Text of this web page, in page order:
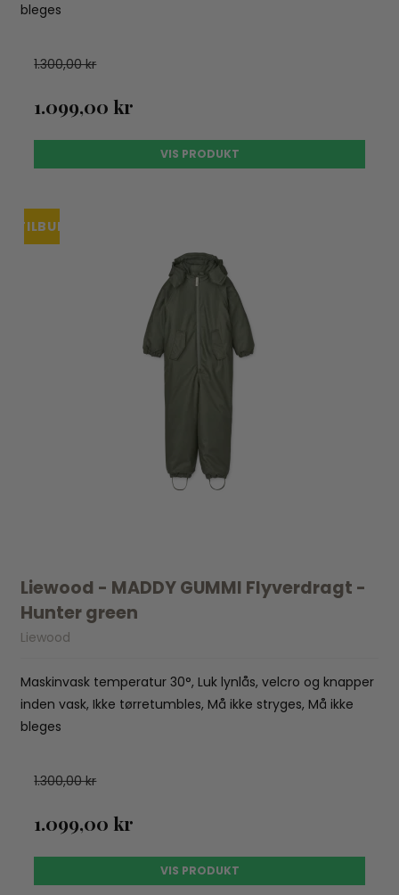
bleges
1.300,00 kr
1.099,00 kr
VIS PRODUKT
TILBUD
Liewood - MADDY GUMMI Flyverdragt -
Hunter green
Liewood
Maskinvask temperatur 30°, Luk lynlås, velcro og knapper
inden vask, Ikke tørretumbles, Må ikke stryges, Må ikke
bleges
1.300,00 kr
1.099,00 kr
VIS PRODUKT